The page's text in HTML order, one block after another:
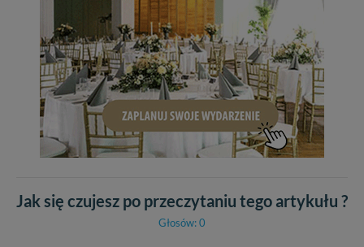
Jak się czujesz po przeczytaniu tego artykułu ?
Głosów: 0